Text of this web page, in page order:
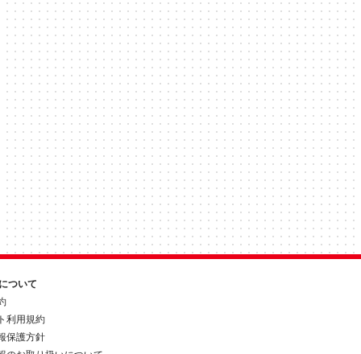
ついて
利用規約
保護方針